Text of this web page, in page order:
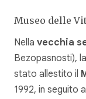
Museo delle
Nella vecchia
Bezopasnosti),
stato allestito il
1992, in seguito